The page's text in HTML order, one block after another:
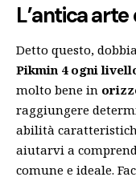
L’antica
Detto questo,
Pikmin 4 ogni
molto bene in
raggiungere
abilità
aiutarvi a
comune e ideale.